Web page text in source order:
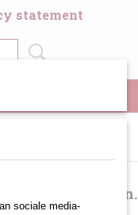
statement
geen producten.
sociale media-